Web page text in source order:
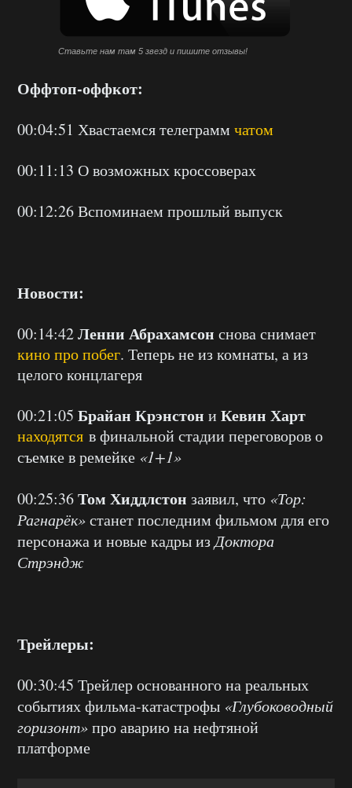
Ставьте нам там 5 звезд и пишите отзывы!
Оффтоп-оффкот:
00:04:51 Хвастаемся телеграмм чатом
00:11:13 О возможных кроссоверах
00:12:26 Вспоминаем прошлый выпуск
Новости:
00:14:42Ленни Абрахамсон снова снимает
кино про побег. Теперь не из комнаты, а из
целого концлагеря
00:21:05 Брайан Крэнстон и Кевин Харт
находятся в финальной стадии переговоров о
съемке в ремейке «1+1»
00:25:36Том Хиддлстон заявил, что «Тор:
Рагнарёк»станет последним фильмом для его
персонажа и новые кадры изДоктора
Стрэндж
Трейлеры:
00:30:45 Трейлер основанного на реальных
событиях фильма-катастрофы «Глубоководный
горизонт»про аварию на нефтяной
платформе